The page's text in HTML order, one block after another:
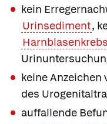
kein
Urinsediment,
keine Anzeichen
des
auffallende